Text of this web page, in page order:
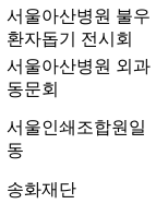
서울아산병원 불우
환자돕기 전시회
서울아산병원 외과
동문회
서울인쇄조합원일
동
송화재단